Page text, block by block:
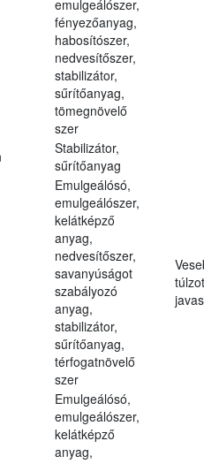
emulgeálószer,
fényezőanyag,
habosítószer,
nedvesítőszer,
stabilizátor,
sűrítőanyag,
tömegnövelő
szer
Stabilizátor,
sűrítőanyag
Emulgeálósó,
emulgeálószer,
kelátképző
anyag,
nedvesítőszer,
savanyúságot
szabályozó
anyag,
stabilizátor,
sűrítőanyag,
térfogatnövelő
szer
Emulgeálósó,
emulgeálószer,
kelátképző
anyag,